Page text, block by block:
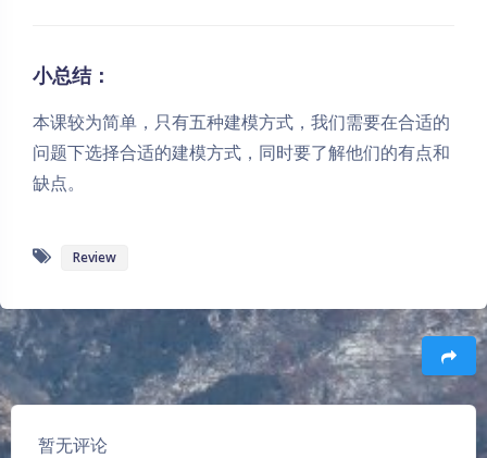
小总结：
本课较为简单，只有五种建模方式，我们需要在合适的
问题下选择合适的建模方式，同时要了解他们的有点和
缺点。
Review
豆
暂无评论